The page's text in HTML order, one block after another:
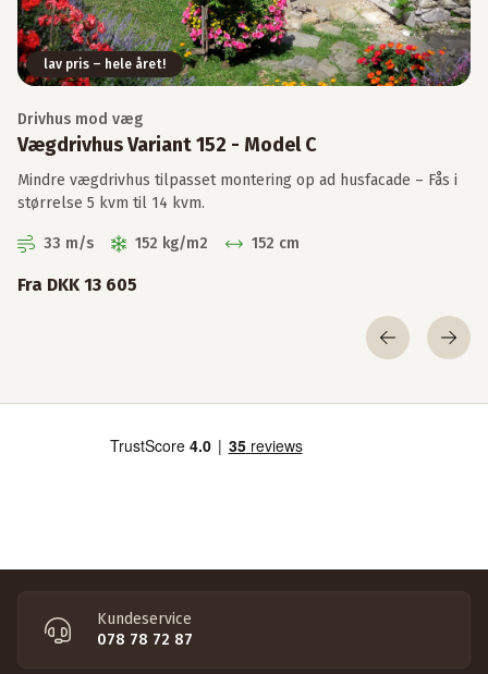
lav pris – hele året!
Drivhus mod væg
Vægdrivhus Variant 152 - Model C
Mindre vægdrivhus tilpasset montering op ad husfacade – Fås i
størrelse 5 kvm til 14 kvm.
33 m/s 152 kg/m2 152 cm
Fra DKK 13 605
Kundeservice
078 78 72 87